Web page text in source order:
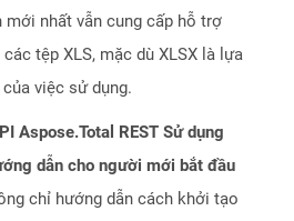
mới nhất vẫn cung cấp hỗ trợ
tệp XLS, mặc dù XLSX là lựa
việc sử dụng.
Aspose.Total REST Sử dụng
dẫn cho người mới bắt đầu
chỉ hướng dẫn cách khởi tạo